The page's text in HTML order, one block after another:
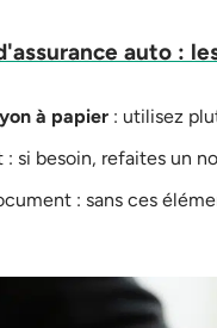
auto :
à papier : utilisez
si besoin, refaites un
: sans ces